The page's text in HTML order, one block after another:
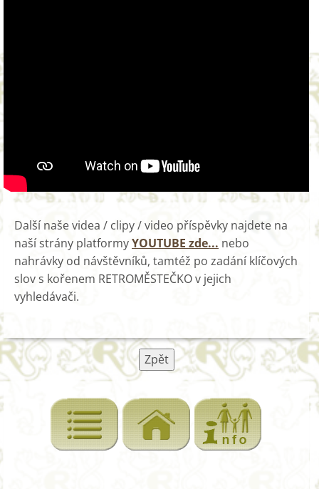
Další naše videa / clipy / video příspěvky najdete na
naší strány platformyYOUTUBE zde... nebo
nahrávky od návštěvníků, tamtéž po zadání klíčových
slov s kořenem RETROMĚSTEČKO v jejich
vyhledávači.
Zpět